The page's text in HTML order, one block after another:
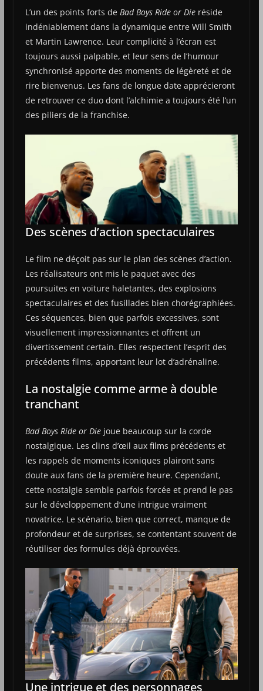
L’un des points forts de Bad Boys Ride or Dieréside
indéniablement dans la dynamique entre Will Smith
et Martin Lawrence. Leur complicité à l’écran est
toujours aussi palpable, et leur sens de l’humour
synchronisé apporte des moments de légèreté et de
rire bienvenus. Les fans de longue date apprécieront
de retrouver ce duo dont l’alchimie a toujours été l’un
des piliers de la franchise.
Des scènes d’action spectaculaires
Le film ne déçoit pas sur le plan des scènes d’action.
Les réalisateurs ont mis le paquet avec des
poursuites en voiture haletantes, des explosions
spectaculaires et des fusillades bien chorégraphiées.
Ces séquences, bien que parfois excessives, sont
visuellement impressionnantes et offrent un
divertissement certain. Elles respectent l’esprit des
précédents films, apportant leur lot d’adrénaline.
La nostalgie comme arme à double
tranchant
Bad Boys Ride or Diejoue beaucoup sur la corde
nostalgique. Les clins d’œil aux films précédents et
les rappels de moments iconiques plairont sans
doute aux fans de la première heure. Cependant,
cette nostalgie semble parfois forcée et prend le pas
sur le développement d’une intrigue vraiment
novatrice. Le scénario, bien que correct, manque de
profondeur et de surprises, se contentant souvent de
réutiliser des formules déjà éprouvées.
Une intrigue et des personnages